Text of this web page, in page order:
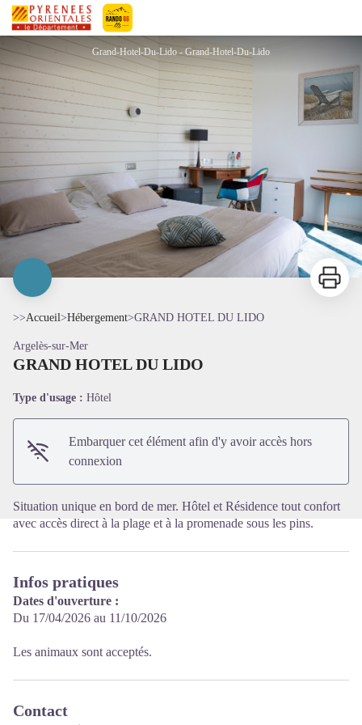
Pyrénées-Orientales Le Département
GRAND HOTEL DU LIDO
Grand-Hotel-Du-Lido - Grand-Hotel-Du-Lido
Imprimer
>>Accueil>Hébergement>GRAND HOTEL DU LIDO
Argelès-sur-Mer
GRAND HOTEL DU LIDO
Type d'usage : Hôtel
Embarquer cet élément afin d'y avoir accès hors
connexion
Situation unique en bord de mer. Hôtel et Résidence tout confort
avec accès direct à la plage et à la promenade sous les pins.
Infos pratiques
Dates d'ouverture :
Du 17/04/2026 au 11/10/2026
Les animaux sont acceptés.
Contact